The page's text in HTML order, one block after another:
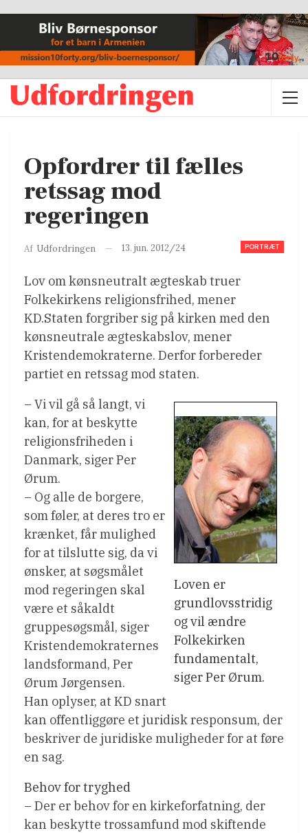
Opfordrer til fælles
retssag mod
regeringen
PORTRÆT
Af Udfordringen 13. jun. 2012/24
Lov om kønsneutralt ægteskab truer
Folkekirkens religionsfrihed, mener
KD.Staten forgriber sig på kirken med den
kønsneutrale ægteskabslov, mener
Kristendemokraterne. Derfor forbereder
partiet en retssag mod staten.
Loven er
grundlovsstridig
og vil ændre
Folkekirken
fundamentalt,
siger Per Ørum.
– Vi vil gå så langt, vi
kan, for at beskytte
religionsfriheden i
Danmark, siger Per
Ørum.
– Og alle de borgere,
som føler, at deres tro er
krænket, får mulighed
for at tilslutte sig, da vi
ønsker, at søgsmålet
mod regeringen skal
være et såkaldt
gruppesøgsmål, siger
Kristendemokraternes
landsformand, Per
Ørum Jørgensen.
Han oplyser, at KD snart
kan offentliggøre et juridisk responsum, der
beskriver de juridiske muligheder for at føre
en sag.
Behov for tryghed
– Der er behov for en kirkeforfatning, der
kan beskytte trossamfund mod skiftende